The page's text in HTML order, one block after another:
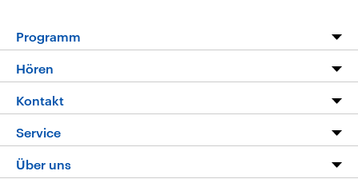
Programm
Programm
Die Nachrichten
Nachrichtenleicht
Neue Beiträge auf dlf.de
Hören
Livestream
Podcasts
Deutschlandfunk App
Kontakt
Hörerservice
Service
FAQ
Über uns